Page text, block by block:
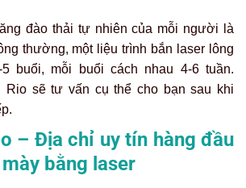
đào thải tự nhiên của mỗi người là
thường, một liệu trình bắn laser lông
buổi, mỗi buổi cách nhau 4-6 tuần.
Rio sẽ tư vấn cụ thể cho bạn sau khi
– Địa chỉ uy tín hàng đầu
bằng laser